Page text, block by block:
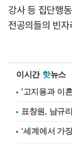
강사 등 집단행
전공의들의 빈
이시간 핫뉴스
'고지용과 이
표창원, 남규